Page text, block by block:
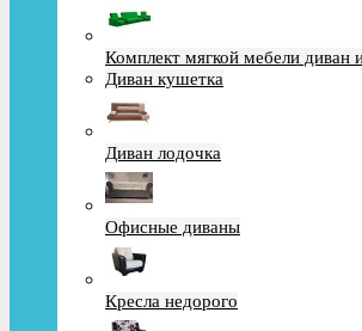
Комплект мягкой мебели диван
Диван кушетка
Диван лодочка
Офисные диваны
Кресла недорого